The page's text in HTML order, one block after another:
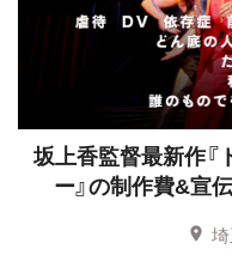
坂上香監督最新作
ー』の制作費&宣